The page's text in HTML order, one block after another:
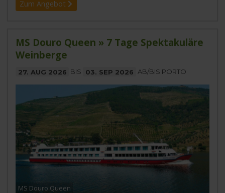
Zum Angebot
MS Douro Queen » 7 Tage Spektakuläre
Weinberge
27. AUG 2026 BIS 03. SEP 2026 AB/BIS PORTO
MS Douro Queen